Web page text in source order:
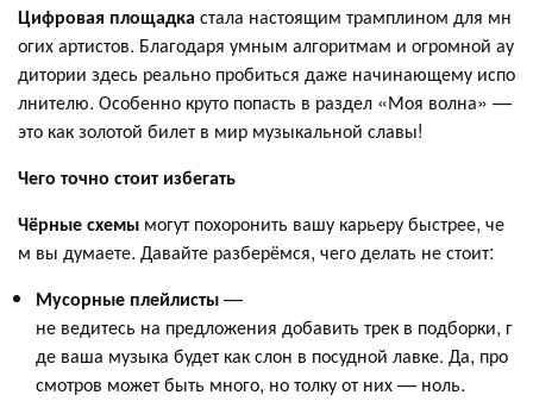
Цифровая площадка стала настоящим трамплином для мн
огих артистов. Благодаря умным алгоритмам и огромной ау
дитории здесь реально пробиться даже начинающему испо
лнителю. Особенно круто попасть в раздел «Моя волна» —
это как золотой билет в мир музыкальной славы!
Чего точно стоит избегать
Чёрные схемы могут похоронить вашу карьеру быстрее, че
м вы думаете. Давайте разберёмся, чего делать не стоит:
Мусорные плейлисты—
не ведитесь на предложения добавить трек в подборки, г
де ваша музыка будет как слон в посудной лавке. Да, про
смотров может быть много, но толку от них — ноль.